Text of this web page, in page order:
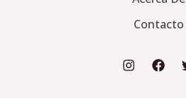
Contacto